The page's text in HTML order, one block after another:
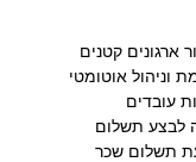
ארגונים קטנים
וניהול אוטומטי
עובדים
לבצע תשלום
תשלום שכר